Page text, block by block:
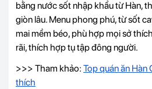
bằng nước sốt nhập khẩu từ Hàn,
giòn lâu. Menu phong phú, từ sốt
mai mềm béo, phù hợp mọi sở
rãi, thích hợp tụ tập đông người.
>>> Tham khảo: Top quán ăn
thích